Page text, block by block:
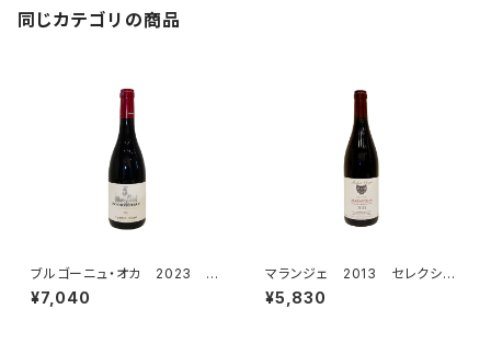
同じカテゴリの商品
ブルゴーニュ・オカ 2023 シ
プリアン・アルロー
¥7,040
マランジェ 2013 セレクショ
ン・パトリック・クレルジェ
¥5,830